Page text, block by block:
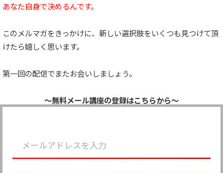
あなた自身で決めるんです。
このメルマガをきっかけに、新しい選択肢をいくつも見つけて頂
けたら嬉しく思います。
第一回の配信でまたお会いしましょう。
〜無料メール講座の登録はこちらから〜